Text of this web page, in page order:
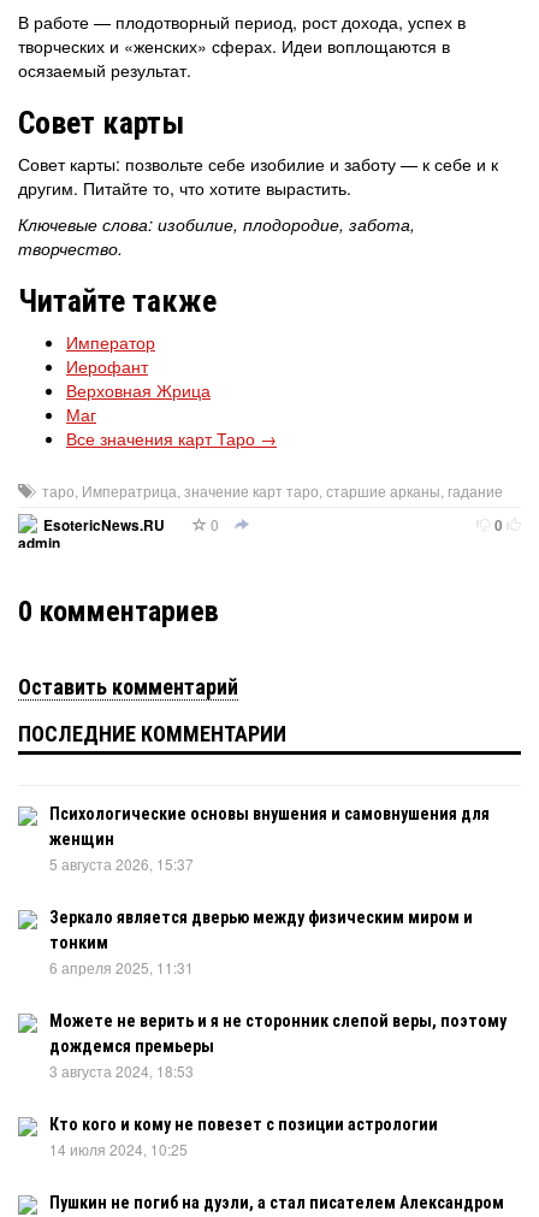
В работе — плодотворный период, рост дохода, успех в
творческих и «женских» сферах. Идеи воплощаются в
осязаемый результат.
Совет карты
Совет карты: позвольте себе изобилие и заботу — к себе и к
другим. Питайте то, что хотите вырастить.
Ключевые слова: изобилие, плодородие, забота,
творчество.
Читайте также
Император
Иерофант
Верховная Жрица
Маг
Все значения карт Таро →
таро Императрица значение карт таро старшие арканы гадание
EsotericNews.RU
0 0
0 комментариев
Оставить комментарий
ПОСЛЕДНИЕ КОММЕНТАРИИ
Психологические основы внушения и самовнушения для
женщин
5 августа 2026, 15:37
Зеркало является дверью между физическим миром и
тонким
6 апреля 2025, 11:31
Можете не верить и я не сторонник слепой веры, поэтому
дождемся премьеры
3 августа 2024, 18:53
Кто кого и кому не повезет с позиции астрологии
14 июля 2024, 10:25
Пушкин не погиб на дуэли, а стал писателем Александром